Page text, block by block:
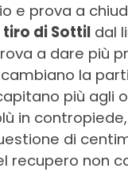
e prova a
tiro di Sottil dal
a dare più
la
più agli
in
di
recupero non